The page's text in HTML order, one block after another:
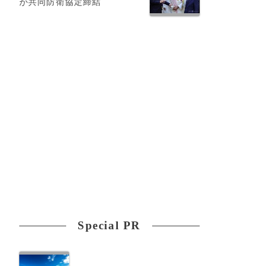
Special PR